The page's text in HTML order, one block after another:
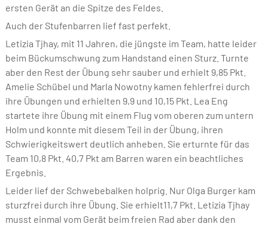
ersten Gerät an die Spitze des Feldes.
Auch der Stufenbarren lief fast perfekt.
Letizia Tjhay, mit 11 Jahren, die jüngste im Team, hatte leider
beim Bückumschwung zum Handstand einen Sturz. Turnte
aber den Rest der Übung sehr sauber und erhielt 9,85 Pkt.
Amelie Schübel und Marla Nowotny kamen fehlerfrei durch
ihre Übungen und erhielten 9,9 und 10,15 Pkt. Lea Eng
startete ihre Übung mit einem Flug vom oberen zum untern
Holm und konnte mit diesem Teil in der Übung, ihren
Schwierigkeitswert deutlich anheben. Sie erturnte für das
Team 10,8 Pkt. 40,7 Pkt am Barren waren ein beachtliches
Ergebnis.
Leider lief der Schwebebalken holprig. Nur Olga Burger kam
sturzfrei durch ihre Übung. Sie erhielt11,7 Pkt. Letizia Tjhay
musst einmal vom Gerät beim freien Rad aber dank den